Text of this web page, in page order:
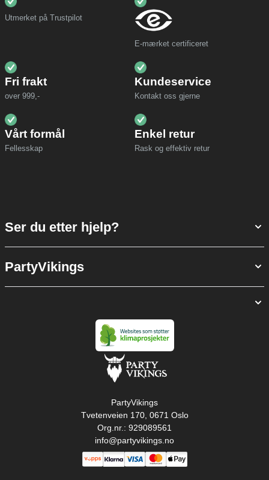
Utmerket på Trustpilot
E-mærket certificeret
Fri frakt
over 999,-
Kundeservice
Kontakt oss gjerne
Vårt formål
Fellesskap
Enkel retur
Rask og effektiv retur
Ser du etter hjelp?
PartyVikings
PartyVikings
Tvetenveien 170, 0671 Oslo
Org.nr.: 929089561
info@partyvikings.no